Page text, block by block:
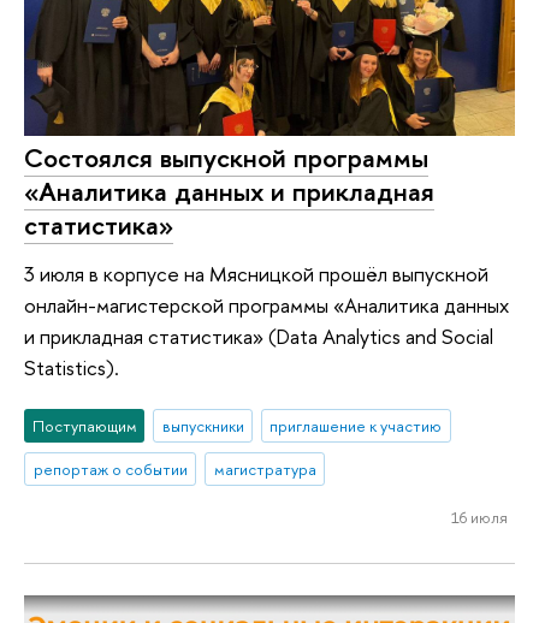
Состоялся выпускной программы
«Аналитика данных и прикладная
статистика»
3 июля в корпусе на Мясницкой прошёл выпускной
онлайн-магистерской программы «Аналитика данных
и прикладная статистика» (Data Analytics and Social
Statistics).
Поступающим выпускники
приглашение к участию
репортаж о событии
магистратура
16 июля